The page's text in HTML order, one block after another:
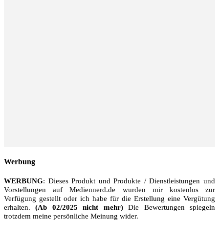
Werbung
WERBUNG: Dieses Produkt und Produkte / Dienstleistungen und
Vorstellungen auf Mediennerd.de wurden mir kostenlos zur
Verfügung gestellt oder ich habe für die Erstellung eine Vergütung
erhalten.(Ab 02/2025 nicht mehr)Die Bewertungen spiegeln
trotzdem meine persönliche Meinung wider.